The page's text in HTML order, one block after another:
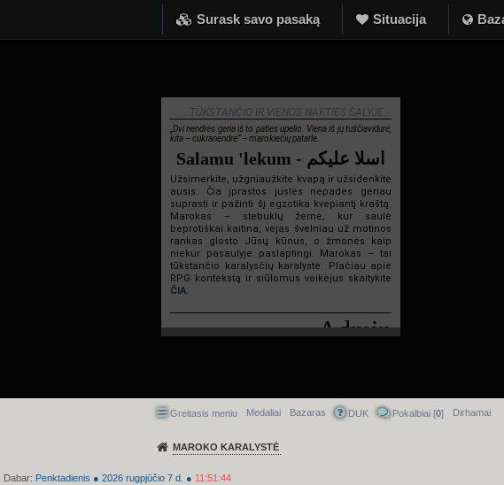
Surask savo pasaką Situacija
TŪKSTANČIO IR VIENOS NAKTIES ŠALYJE...
„Dvi nendrės geria iš to paties upelio. Viena iš jų tuščiavidurė,
kita – cukranendrė“ – marokiečių patarlė.
Salamu 'lekum - اسلا عليكم
Užsimerkite, užgniaužkite kvapą ir užsidenkite
ausis. Čia įprastos juslės nepadės geriau
suprasti ir pažinti šį egzotika kvepiantį kraštą.
Marokas – stebuklų žemė, kur saulė
beprotiškai kaitina, vėjas švelniau už motinos
rankas glosto Jūsų kūnus, o žmonės kaip
niekur pasaulyje paslaptingi. Marokas – tai
tūkstančio karalysčių karalystė. Plačiau apie
RPG kontekstą ir siūlomus veikėjus skaitykite
ČIA.
Admin
Greitasis meniu Medaliai Bazaras DUK Pokalbiai [0] Dirhamai
MAROKO KARALYSTĖ
Dabar: Penktadienis ● 2026 rugpjūčio 7 d. ● 11:51:44